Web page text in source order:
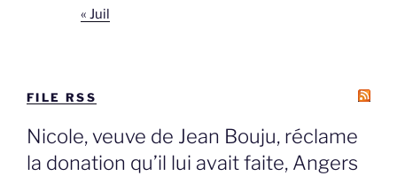
« Juil
FILE RSS
Nicole, veuve de Jean Bouju, réclame
la donation qu’il lui avait faite, Angers